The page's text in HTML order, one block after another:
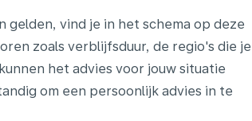
gelden, vind je in het schema op deze
zoals verblijfsduur, de regio's die je
het advies voor jouw situatie
om een persoonlijk advies in te